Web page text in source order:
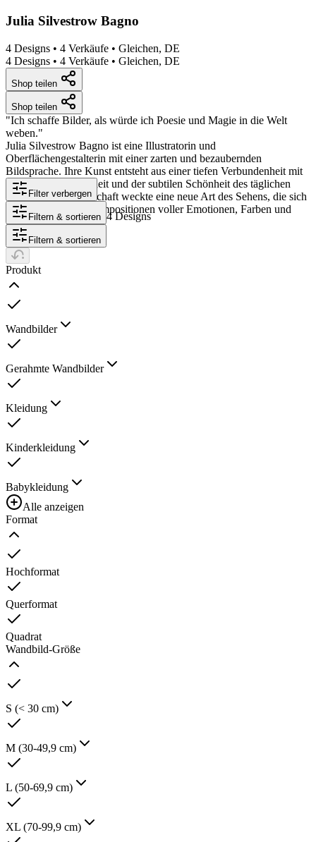
Julia Silvestrow Bagno
4 Designs • 4 Verkäufe • Gleichen, DE
4 Designs • 4 Verkäufe • Gleichen, DE
Shop teilen
Shop teilen
"Ich schaffe Bilder, als würde ich Poesie und Magie in die Welt
weben."
Julia Silvestrow Bagno ist eine Illustratorin und
Oberflächengestalterin mit einer zarten und bezaubernden
Bildsprache. Ihre Kunst entsteht aus einer tiefen Verbundenheit mit
der Natur, der Kindheit und der subtilen Schönheit des täglichen
Lebens. Die Mutterschaft weckte eine neue Art des Sehens, die sich
nun in poetischen Kompositionen voller Emotionen, Farben und
Fantasie entfaltet.
Filter verbergen
Filtern & sortieren 4 Designs
Filtern & sortieren
Produkt
Wandbilder
Gerahmte Wandbilder
Kleidung
Kinderkleidung
Babykleidung
Alle anzeigen
Format
Hochformat
Querformat
Quadrat
Wandbild-Größe
S (< 30 cm)
M (30-49,9 cm)
L (50-69,9 cm)
XL (70-99,9 cm)